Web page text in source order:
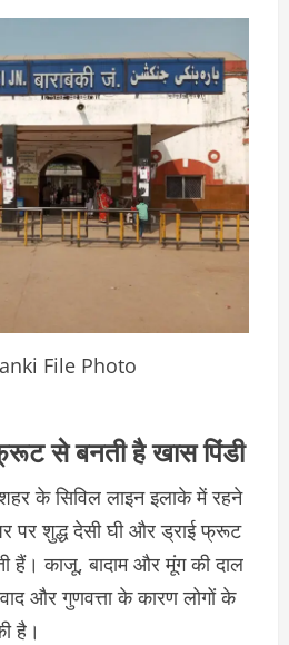
File Photo
से बनती है खास पिंडी
के सिविल लाइन इलाके में रहने
पर शुद्ध देसी घी और ड्राई फ्रूट
हैं। काजू, बादाम और मूंग की दाल
और गुणवत्ता के कारण लोगों के
है।